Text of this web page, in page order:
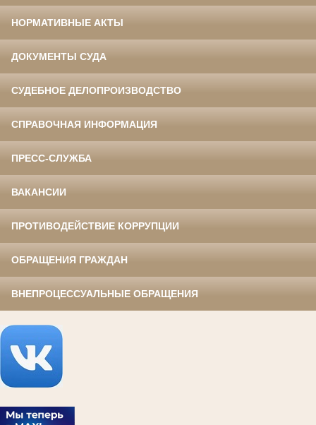
НОРМАТИВНЫЕ АКТЫ
ДОКУМЕНТЫ СУДА
СУДЕБНОЕ ДЕЛОПРОИЗВОДСТВО
СПРАВОЧНАЯ ИНФОРМАЦИЯ
ПРЕСС-СЛУЖБА
ВАКАНСИИ
ПРОТИВОДЕЙСТВИЕ КОРРУПЦИИ
ОБРАЩЕНИЯ ГРАЖДАН
ВНЕПРОЦЕССУАЛЬНЫЕ ОБРАЩЕНИЯ